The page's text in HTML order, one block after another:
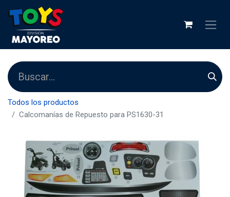
Todos los productos
Calcomanías de Repuesto para PS1630-31